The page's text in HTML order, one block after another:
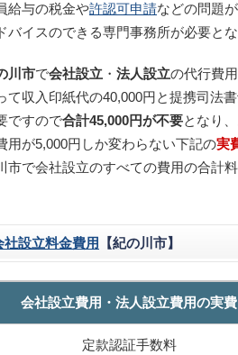
給与の税金や許認可申請などの問題
バイスのできる専門事務所が必要と
川市で会社設立 ・ 法人設立の代行費
て収入印紙代の40,000円と提携司法
ですので合計45,000円が不要となり
用が5,000円しか変わらない下記の実
市で会社設立のすべての費用の合計
社設立料金費用 【紀の川市】
会社設立費用・法人設立費用の実費
定款認証手数料